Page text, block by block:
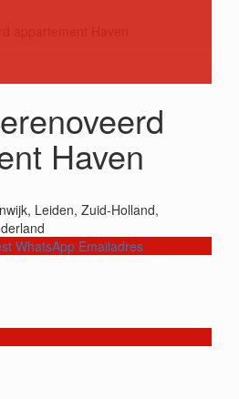
Haven
Leiden, Zuid-Holland,
WhatsApp Emailadres